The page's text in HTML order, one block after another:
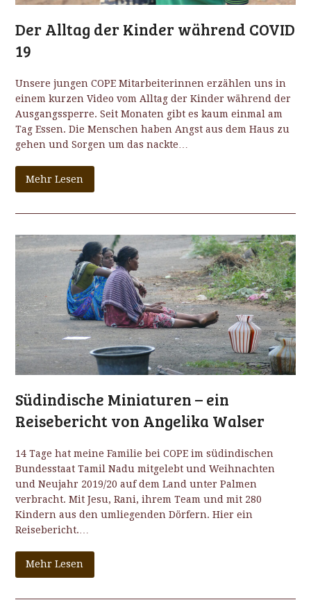
Der Alltag der Kinder während COVID
19
Unsere jungen COPE Mitarbeiterinnen erzählen uns in
einem kurzen Video vom Alltag der Kinder während der
Ausgangssperre. Seit Monaten gibt es kaum einmal am
Tag Essen. Die Menschen haben Angst aus dem Haus zu
gehen und Sorgen um das nackte…
Mehr Lesen
Südindische Miniaturen – ein
Reisebericht von Angelika Walser
14 Tage hat meine Familie bei COPE im südindischen
Bundesstaat Tamil Nadu mitgelebt und Weihnachten
und Neujahr 2019/20 auf dem Land unter Palmen
verbracht. Mit Jesu, Rani, ihrem Team und mit 280
Kindern aus den umliegenden Dörfern. Hier ein
Reisebericht.…
Mehr Lesen